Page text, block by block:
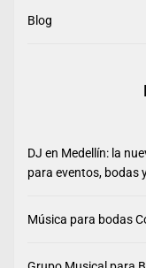
Blog
DJ en Medellín: la
para eventos, bodas
Música para bodas